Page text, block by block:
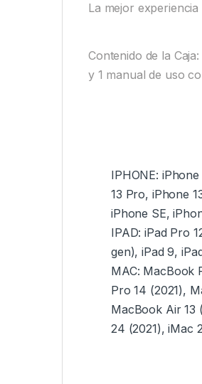
La mejor
Contenido de la
y 1 manual de uso
IPHONE:
13 Pro, iPhone
iPhone SE,
IPAD: iPad Pro
gen), iPad 9,
MAC: MacBook
Pro 14 (2021),
MacBook Air 13
24 (2021), iMac